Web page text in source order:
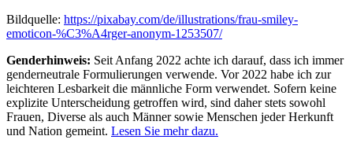
Bildquelle: https://pixabay.com/de/illustrations/frau-smiley-
emoticon-%C3%A4rger-anonym-1253507/
Genderhinweis: Seit Anfang 2022 achte ich darauf, dass ich immer
genderneutrale Formulierungen verwende. Vor 2022 habe ich zur
leichteren Lesbarkeit die männliche Form verwendet. Sofern keine
explizite Unterscheidung getroffen wird, sind daher stets sowohl
Frauen, Diverse als auch Männer sowie Menschen jeder Herkunft
und Nation gemeint. Lesen Sie mehr dazu.